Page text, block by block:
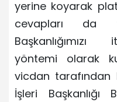
yerine koyarak
cevapları da
Başkanlığımızı
yöntemi olarak
vicdan tarafından
İşleri Başkanlığı